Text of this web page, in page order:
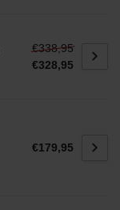
€338,95
€328,95
€179,95